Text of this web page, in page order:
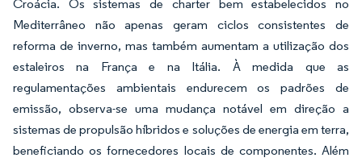
Croácia. Os sistemas de charter bem estabelecidos no
Mediterrâneo não apenas geram ciclos consistentes de
reforma de inverno, mas também aumentam a utilização dos
estaleiros na França e na Itália. À medida que as
regulamentações ambientais endurecem os padrões de
emissão, observa-se uma mudança notável em direção a
sistemas de propulsão híbridos e soluções de energia em terra,
beneficiando os fornecedores locais de componentes. Além